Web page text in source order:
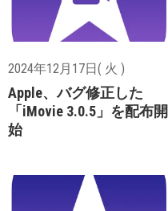
2024年12月17日( 火 )
Apple、バグ修正した
「iMovie 3.0.5」を配布開
始